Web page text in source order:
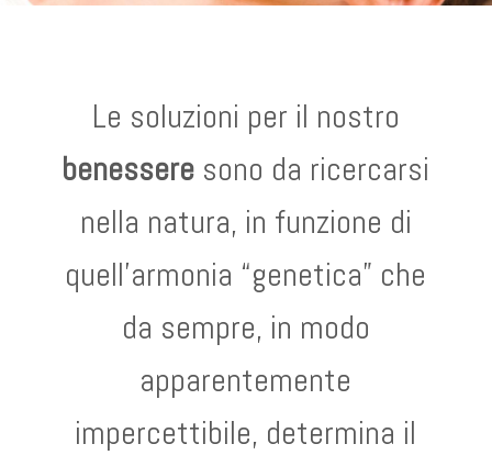
Le soluzioni per il nostro
benessere sono da ricercarsi
nella natura, in funzione di
quell’armonia “genetica” che
da sempre, in modo
apparentemente
impercettibile, determina il